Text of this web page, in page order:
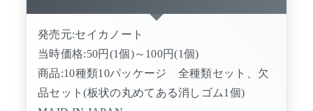
発売元:セイカノート
当時価格:50円(1個)～100円(1個)
商品:10種類10パッケージ 全種類セット、欠
品セット(板状の丸めてある消しゴム1個)